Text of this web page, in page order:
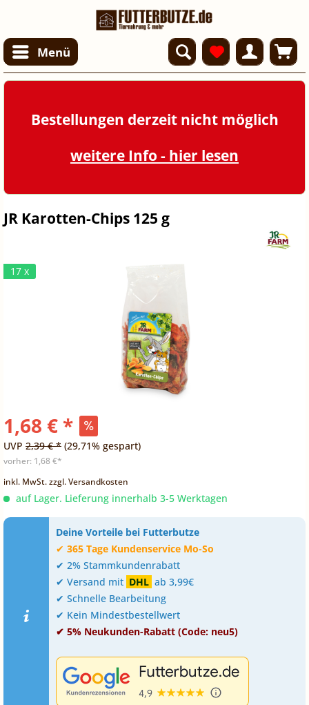
Menü
Bestellungen derzeit nicht möglich
weitere Info - hier lesen
JR Karotten-Chips 125 g
17 x
1,68 € *
UVP 2,39 € * (29,71% gespart)
vorher: 1,68 €*
inkl. MwSt.zzgl. Versandkosten
auf Lager. Lieferung innerhalb 3-5 Werktagen
Deine Vorteile bei Futterbutze
✔ 365 Tage Kundenservice Mo-So
✔ 2% Stammkundenrabatt
✔ Versand mit DHL ab 3,99€
✔ Schnelle Bearbeitung
✔ Kein Mindestbestellwert
✔ 5% Neukunden-Rabatt (Code: neu5)